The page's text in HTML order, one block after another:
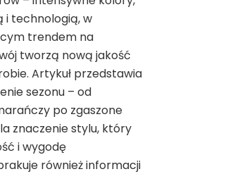
i technologią, w
trendem na
tworzą nową jakość
Artykuł przedstawia
sezonu – od
po zgaszone
znaczenie stylu, który
i wygodę
również informacji